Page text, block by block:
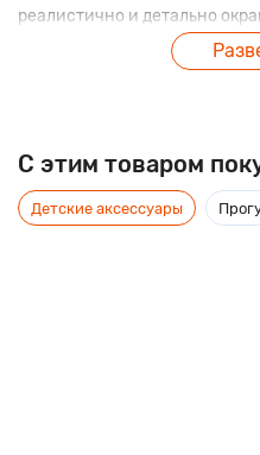
реалистично и детально
крупнейший представитель
Северной Америке,
C этим товаром
Детские аксессуары